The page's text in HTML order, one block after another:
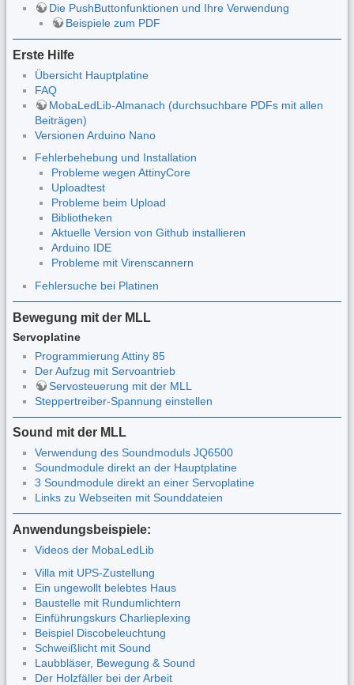
Die PushButtonfunktionen und Ihre Verwendung
Beispiele zum PDF
Erste Hilfe
Übersicht Hauptplatine
FAQ
MobaLedLib-Almanach (durchsuchbare PDFs mit allen
Beiträgen)
Versionen Arduino Nano
Fehlerbehebung und Installation
Probleme wegen AttinyCore
Uploadtest
Probleme beim Upload
Bibliotheken
Aktuelle Version von Github installieren
Arduino IDE
Probleme mit Virenscannern
Fehlersuche bei Platinen
Bewegung mit der MLL
Servoplatine
Programmierung Attiny 85
Der Aufzug mit Servoantrieb
Servosteuerung mit der MLL
Steppertreiber-Spannung einstellen
Sound mit der MLL
Verwendung des Soundmoduls JQ6500
Soundmodule direkt an der Hauptplatine
3 Soundmodule direkt an einer Servoplatine
Links zu Webseiten mit Sounddateien
Anwendungsbeispiele:
Videos der MobaLedLib
Villa mit UPS-Zustellung
Ein ungewollt belebtes Haus
Baustelle mit Rundumlichtern
Einführungskurs Charlieplexing
Beispiel Discobeleuchtung
Schweißlicht mit Sound
Laubbläser, Bewegung & Sound
Der Holzfäller bei der Arbeit